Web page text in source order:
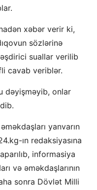
xəbər verir ki,
sözlərinə
suallar verilib
cavab veriblər.
dəyişməyib, onlar
yanvarın
ın redaksiyasına
informasiya
və əməkdaşlarının
sonra Dövlət Milli